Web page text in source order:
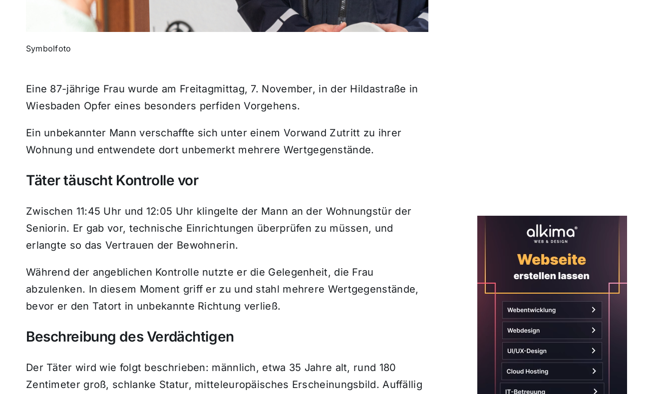
Symbolfoto
Eine 87-jährige Frau wurde am Freitagmittag, 7. November, in der Hildastraße in
Wiesbaden Opfer eines besonders perfiden Vorgehens.
Ein unbekannter Mann verschaffte sich unter einem Vorwand Zutritt zu ihrer
Wohnung und entwendete dort unbemerkt mehrere Wertgegenstände.
Täter täuscht Kontrolle vor
Zwischen 11:45 Uhr und 12:05 Uhr klingelte der Mann an der Wohnungstür der
Seniorin. Er gab vor, technische Einrichtungen überprüfen zu müssen, und
erlangte so das Vertrauen der Bewohnerin.
Während der angeblichen Kontrolle nutzte er die Gelegenheit, die Frau
abzulenken. In diesem Moment griff er zu und stahl mehrere Wertgegenstände,
bevor er den Tatort in unbekannte Richtung verließ.
Beschreibung des Verdächtigen
Der Täter wird wie folgt beschrieben: männlich, etwa 35 Jahre alt, rund 180
Zentimeter groß, schlanke Statur, mitteleuropäisches Erscheinungsbild. Auffällig